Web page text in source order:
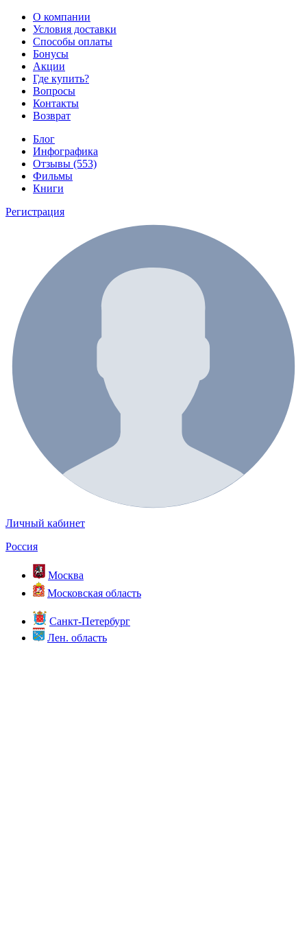
О компании
Условия доставки
Способы оплаты
Бонусы
Акции
Где купить?
Вопросы
Контакты
Возврат
Блог
Инфографика
Отзывы (553)
Фильмы
Книги
Регистрация
Личный кабинет
Россия
Москва
Московская область
Санкт-Петербург
Лен. область